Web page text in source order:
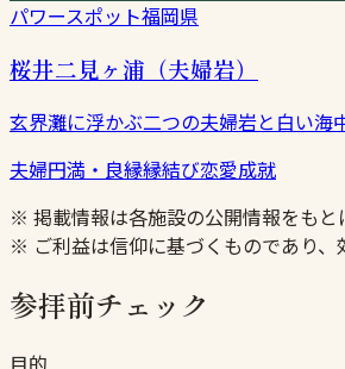
パワースポット福岡県
桜井二見ヶ浦（夫婦岩）
玄界灘に浮かぶ二つの夫婦岩と白い海
夫婦円満・良縁縁結び恋愛成就
※ 掲載情報は各施設の公開情報をも
※ ご利益は信仰に基づくものであり、
参拝前チェック
目的